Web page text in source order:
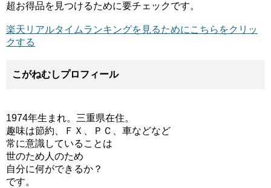
超お得品を見つけるために要チェックです。
楽天リアルタイムランキングを見るためにこちらをクリッ
クする
こがねむしプロフィール
1974年生まれ。三重県在住。
趣味は節約、ＦＸ、ＰＣ、車などなど
常に意識していることは
世のため人のため
自分に何ができるか？
です。